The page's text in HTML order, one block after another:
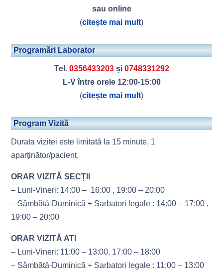
sau online
(citește mai mult)
Programări Laborator
Tel. 0356433203și 0748331292
L-V între orele 12:00-15:00
(citește mai mult)
Program Vizită
Durata vizitei este limitată la 15 minute, 1
aparținător/pacient.
ORAR VIZITĂ SECȚII
– Luni-Vineri: 14:00 – 16:00 , 19:00 – 20:00
– Sâmbătă-Duminică + Sarbatori legale : 14:00 – 17:00 ,
19:00 – 20:00
ORAR VIZITĂ ATI
– Luni-Vineri: 11:00 – 13:00, 17:00 – 18:00
– Sâmbătă-Duminică + Sarbatori legale : 11:00 – 13:00